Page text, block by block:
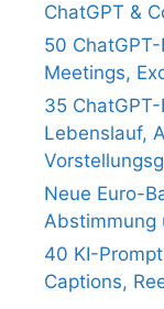
ChatGPT &
50
Meetings,
35
Lebenslauf,
Neue Euro-
Abstimmung
40 KI-
Captions,